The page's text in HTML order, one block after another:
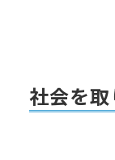
社会を